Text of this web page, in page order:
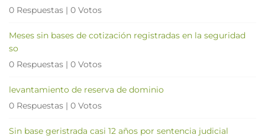
0 Respuestas | 0 Votos
Meses sin bases de cotización registradas en la seguridad
so
0 Respuestas | 0 Votos
levantamiento de reserva de dominio
0 Respuestas | 0 Votos
Sin base geristrada casi 12 años por sentencia judicial